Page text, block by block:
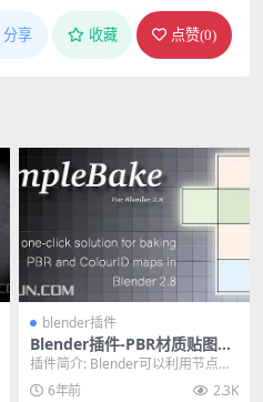
分享 收藏 点赞(0)
blender插件
Blender插件-PBR材质贴图烘
焙插件 SimpleBake 5.1.2
插件简介: Blender可以利用节点来
制作复杂的PBR材质，SimpleBak...
6年前 2.3K